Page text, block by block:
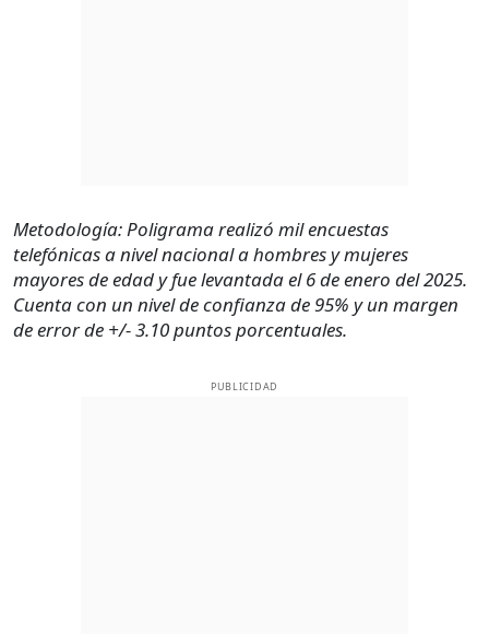
Metodología: Poligrama realizó mil encuestas
telefónicas a nivel nacional a hombres y mujeres
mayores de edad y fue levantada el 6 de enero del 2025.
Cuenta con un nivel de confianza de 95% y un margen
de error de +/- 3.10 puntos porcentuales.
PUBLICIDAD